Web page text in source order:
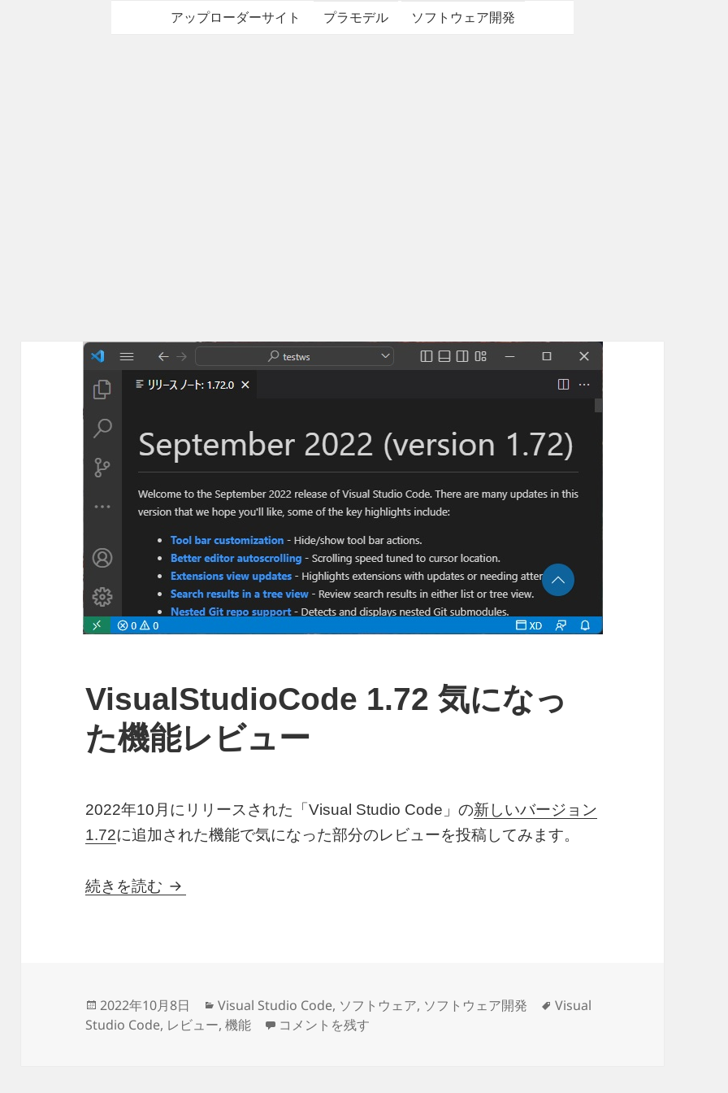
アップローダーサイト プラモデル ソフトウェア開発
VisualStudioCode 1.72 気になっ
た機能レビュー
2022年10月にリリースされた「Visual Studio Code」の新しいバージョン
1.72に追加された機能で気になった部分のレビューを投稿してみます。
続きを読む VisualStudioCode 1.72 気になった機能レビュー
投
稿
2022年10月8日
カ
テ
Visual Studio Code, ソフトウェア, ソフトウェア開発
タ
Visual
Studio Code, レビュー,機能 VisualStudioCode 1.72 気になった機能レビュー に
コメントを残す